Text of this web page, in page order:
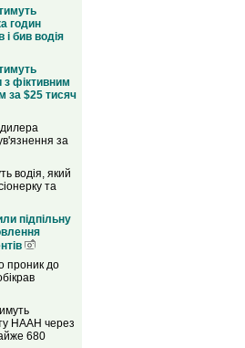
годин
бив водія
з фіктивним
за $25 тисяч
за
водія, який
та
підпільну
проник до
НААН через
680